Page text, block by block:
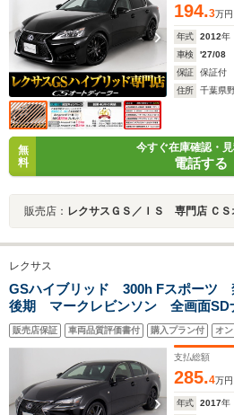
194.3万円
年式 2012年
車検
'27/08
保証
保証付
住所
千葉県
無
料
今すぐ在庫確認・
電話する
販売店： レクサスＧＳ／ＩＳ 専門店 ＣＳオートディー
レクサス
GSハイブリッド 300h Fスポー
後期 マークレビンソン 全画面
セーフティシステム+ BSM レー
ラッシュ クリアランスソナー エ
ングヒーター LEDヘッドライト
販売店保証 車両品質評価書付 購入プラン付 オ
支払総額
285.4万円
年式 2017年